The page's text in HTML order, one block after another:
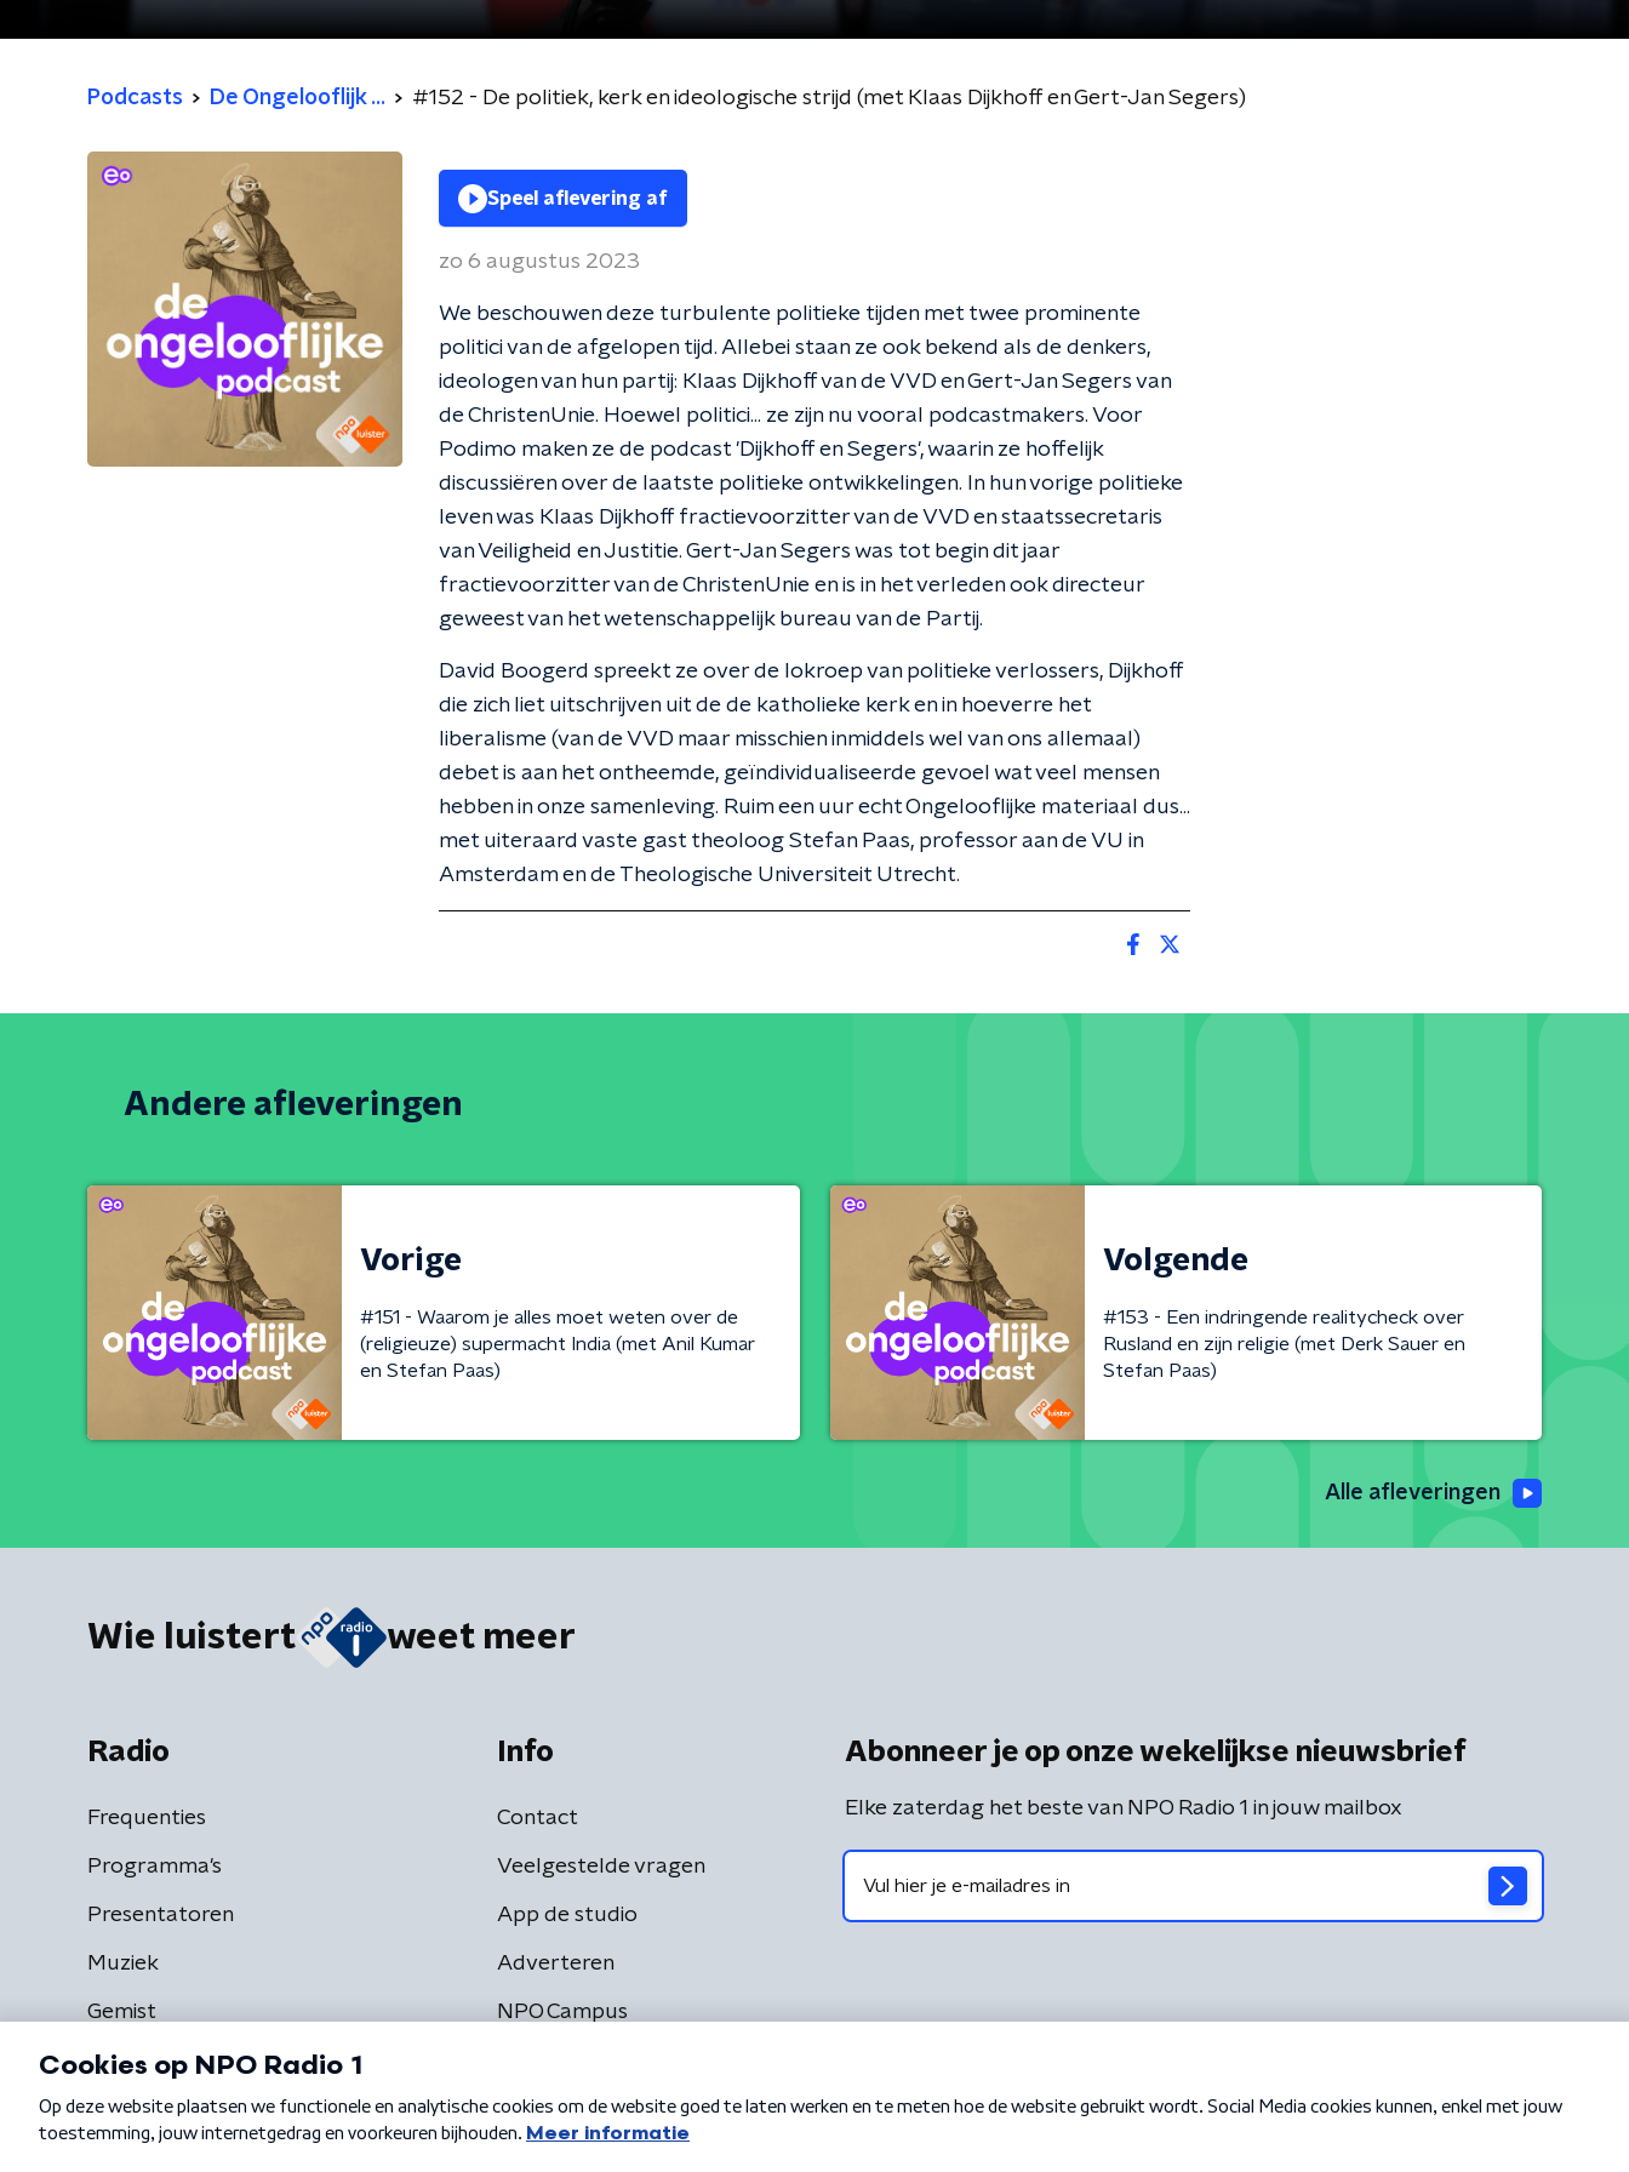
Podcasts De Ongelooflijk ... #152 - De politiek, kerk en ideologische strijd (met Klaas Dijkhoff en Gert-Jan Segers)
Speel aflevering af
zo 6 augustus 2023
We beschouwen deze turbulente politieke tijden met twee prominente
politici van de afgelopen tijd. Allebei staan ze ook bekend als de denkers,
ideologen van hun partij: Klaas Dijkhoff van de VVD en Gert-Jan Segers van
de ChristenUnie. Hoewel politici... ze zijn nu vooral podcastmakers. Voor
Podimo maken ze de podcast 'Dijkhoff en Segers', waarin ze hoffelijk
discussiëren over de laatste politieke ontwikkelingen. In hun vorige politieke
leven was Klaas Dijkhoff fractievoorzitter van de VVD en staatssecretaris
van Veiligheid en Justitie. Gert-Jan Segers was tot begin dit jaar
fractievoorzitter van de ChristenUnie en is in het verleden ook directeur
geweest van het wetenschappelijk bureau van de Partij.
David Boogerd spreekt ze over de lokroep van politieke verlossers, Dijkhoff
die zich liet uitschrijven uit de de katholieke kerk en in hoeverre het
liberalisme (van de VVD maar misschien inmiddels wel van ons allemaal)
debet is aan het ontheemde, geïndividualiseerde gevoel wat veel mensen
hebben in onze samenleving. Ruim een uur echt Ongelooflijke materiaal dus...
met uiteraard vaste gast theoloog Stefan Paas, professor aan de VU in
Amsterdam en de Theologische Universiteit Utrecht.
Andere afleveringen
Vorige
#151 - Waarom je alles moet weten over de
(religieuze) supermacht India (met Anil Kumar
en Stefan Paas)
Volgende
#153 - Een indringende realitycheck over
Rusland en zijn religie (met Derk Sauer en
Stefan Paas)
Alle afleveringen
Wie luistert weet meer
Radio
Frequenties
Programma's
Presentatoren
Muziek
Gemist
Info
Contact
Veelgestelde vragen
App de studio
Adverteren
NPO Campus
Abonneer je op onze wekelijkse nieuwsbrief
Elke zaterdag het beste van NPO Radio 1 in jouw mailbox
Algemene voorwaarden Privacybeleid